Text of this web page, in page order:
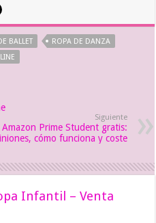
BALLET
ROPA DE DANZA
Siguiente
Amazon Prime Student gratis:
cómo funciona y coste
Infantil – Venta